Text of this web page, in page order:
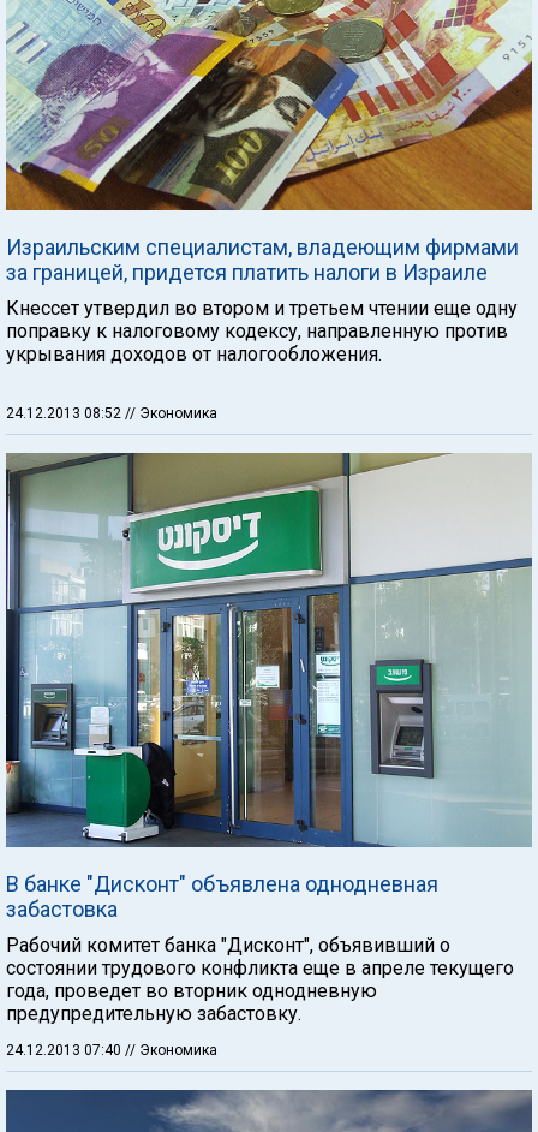
Израильским специалистам, владеющим фирмами
за границей, придется платить налоги в Израиле
Кнессет утвердил во втором и третьем чтении еще одну
поправку к налоговому кодексу, направленную против
укрывания доходов от налогообложения.
24.12.2013 08:52 // Экономика
В банке "Дисконт" объявлена однодневная
забастовка
Рабочий комитет банка "Дисконт", объявивший о
состоянии трудового конфликта еще в апреле текущего
года, проведет во вторник однодневную
предупредительную забастовку.
24.12.2013 07:40 // Экономика